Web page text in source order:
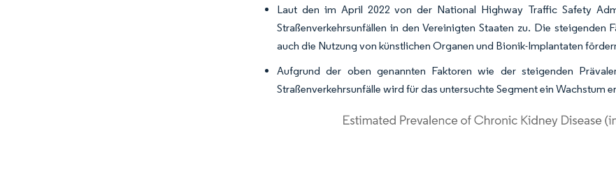
Laut den im April 2022 von der National Highway Traffic Safety
Straßenverkehrsunfällen in den Vereinigten Staaten zu. Die steigenden
auch die Nutzung von künstlichen Organen und Bionik-Implantaten
Aufgrund der oben genannten Faktoren wie der steigenden
Straßenverkehrsunfälle wird für das untersuchte Segment ein Wachstum